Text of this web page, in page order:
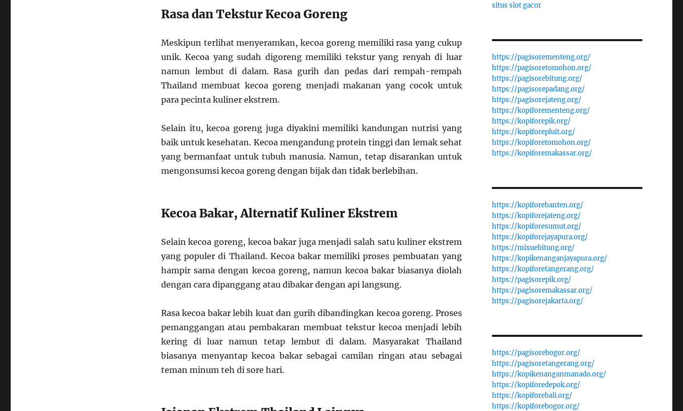
Rasa dan Tekstur Kecoa Goreng
Meskipun terlihat menyeramkan, kecoa goreng memiliki rasa yang cukup
unik. Kecoa yang sudah digoreng memiliki tekstur yang renyah di luar
namun lembut di dalam. Rasa gurih dan pedas dari rempah-rempah
Thailand membuat kecoa goreng menjadi makanan yang cocok untuk
para pecinta kuliner ekstrem.
Selain itu, kecoa goreng juga diyakini memiliki kandungan nutrisi yang
baik untuk kesehatan. Kecoa mengandung protein tinggi dan lemak sehat
yang bermanfaat untuk tubuh manusia. Namun, tetap disarankan untuk
mengonsumsi kecoa goreng dengan bijak dan tidak berlebihan.
Kecoa Bakar, Alternatif Kuliner Ekstrem
Selain kecoa goreng, kecoa bakar juga menjadi salah satu kuliner ekstrem
yang populer di Thailand. Kecoa bakar memiliki proses pembuatan yang
hampir sama dengan kecoa goreng, namun kecoa bakar biasanya diolah
dengan cara dipanggang atau dibakar dengan api langsung.
Rasa kecoa bakar lebih kuat dan gurih dibandingkan kecoa goreng. Proses
pemanggangan atau pembakaran membuat tekstur kecoa menjadi lebih
kering di luar namun tetap lembut di dalam. Masyarakat Thailand
biasanya menyantap kecoa bakar sebagai camilan ringan atau sebagai
teman minum teh di sore hari.
situs slot gacor
https://pagisorementeng.org/
https://pagisoretomohon.org/
https://pagisorebitung.org/
https://pagisorepadang.org/
https://pagisorejateng.org/
https://kopiforementeng.org/
https://kopiforepik.org/
https://kopiforepluit.org/
https://kopiforetomohon.org/
https://kopiforemakassar.org/
https://kopiforebanten.org/
https://kopiforejateng.org/
https://kopiforesumut.org/
https://kopiforejayapura.org/
https://mixuebitung.org/
https://kopikenanganjayapura.org/
https://kopiforetangerang.org/
https://pagisorepik.org/
https://pagisoremakassar.org/
https://pagisorejakarta.org/
https://pagisorebogor.org/
https://pagisoretangerang.org/
https://kopikenanganmanado.org/
https://kopiforedepok.org/
https://kopiforebali.org/
https://kopiforebogor.org/